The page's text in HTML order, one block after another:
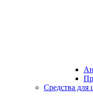
Средства для